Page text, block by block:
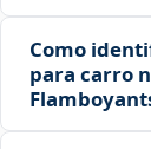
Como
para carro